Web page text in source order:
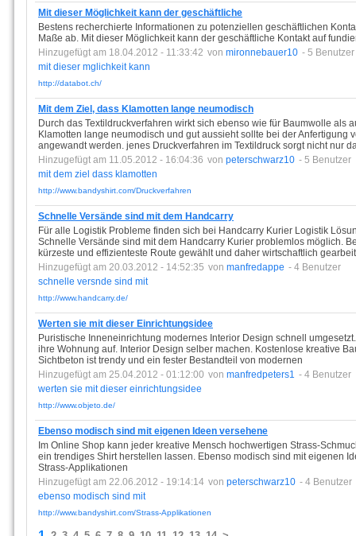
Mit dieser Möglichkeit kann der geschäftliche
Bestens recherchierte Informationen zu potenziellen geschäftlichen
Maße ab. Mit dieser Möglichkeit kann der geschäftliche Kontakt auf
Hinzugefügt am 18.04.2012 - 11:33:42 von mironnebauer10 - 5 Benutzer
mit dieser mglichkeit kann
http://databot.ch/
Mit dem Ziel, dass Klamotten lange neumodisch
Durch das Textildruckverfahren wirkt sich ebenso wie für Baumwolle als
Klamotten lange neumodisch und gut aussieht sollte bei der Anfertigung
angewandt werden. jenes Druckverfahren im Textildruck sorgt nicht nur
Hinzugefügt am 11.05.2012 - 16:04:36 von peterschwarz10 - 5 Benutzer
mit dem ziel dass klamotten
http://www.bandyshirt.com/Druckverfahren
Schnelle Versände sind mit dem Handcarry
Für alle Logistik Probleme finden sich bei Handcarry Kurier Logistik
Schnelle Versände sind mit dem Handcarry Kurier problemlos möglich.
kürzeste und effizienteste Route gewählt und daher wirtschaftlich
Hinzugefügt am 20.03.2012 - 14:52:35 von manfredappe - 4 Benutzer
schnelle versnde sind mit
http://www.handcarry.de/
Werten sie mit dieser Einrichtungsidee
Puristische Inneneinrichtung modernes Interior Design schnell
ihre Wohnung auf. Interior Design selber machen. Kostenlose kreative
Sichtbeton ist trendy und ein fester Bestandteil von modernen
Hinzugefügt am 25.04.2012 - 01:12:00 von manfredpeters1 - 4 Benutzer
werten sie mit dieser einrichtungsidee
http://www.objeto.de/
Ebenso modisch sind mit eigenen Ideen versehene
Im Online Shop kann jeder kreative Mensch hochwertigen Strass-
ein trendiges Shirt herstellen lassen. Ebenso modisch sind mit eigenen
Strass-Applikationen
Hinzugefügt am 22.06.2012 - 19:14:14 von peterschwarz10 - 4 Benutzer
ebenso modisch sind mit
http://www.bandyshirt.com/Strass-Applikationen